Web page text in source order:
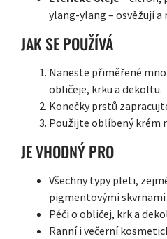
ylang-ylang –
JAK SE POUŽÍVÁ
Naneste přiměřené
obličeje, krku a dekoltu.
Konečky prstů
Použijte oblíbený krém
JE VHODNÝ PRO
Všechny typy pleti,
pigmentovými skvrnami
Péči o obličej, krk a
Ranní i večerní